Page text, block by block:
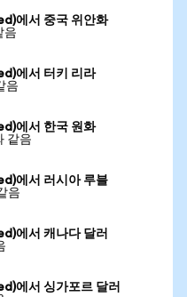
에서 중국 위안화
음
에서 터키 리라
음
에서 한국 원화
같음
에서 러시아 루블
음
에서 캐나다 달러
에서 싱가포르 달러